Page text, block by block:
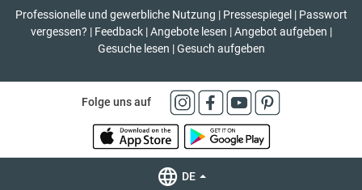
Professionelle und gewerbliche Nutzung | Pressespiegel | Passwort
vergessen? | Feedback | Angebote lesen | Angebot aufgeben |
Gesuche lesen | Gesuch aufgeben
Folge uns auf
DE